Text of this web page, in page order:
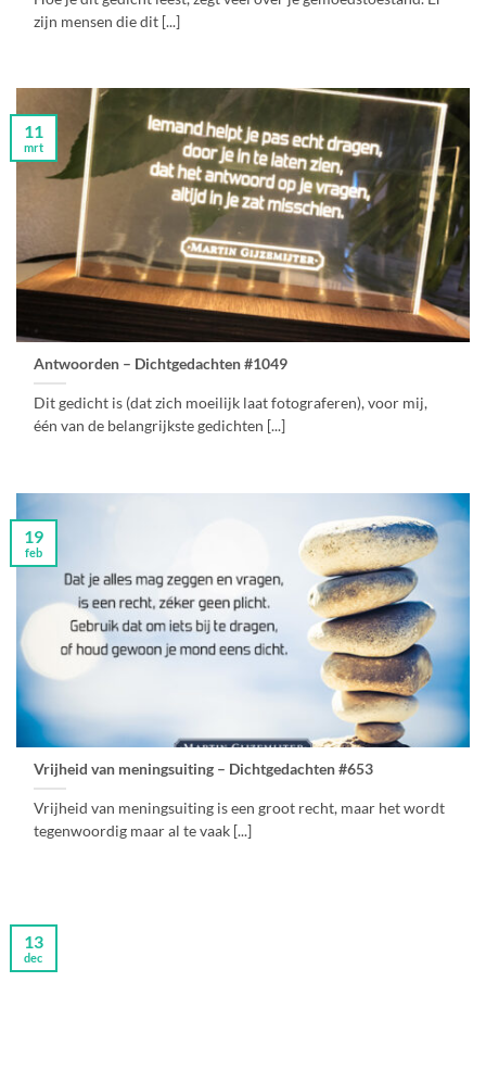
zijn mensen die dit [...]
Antwoorden – Dichtgedachten #1049
Dit gedicht is (dat zich moeilijk laat fotograferen), voor mij,
één van de belangrijkste gedichten [...]
11
mrt
Vrijheid van meningsuiting – Dichtgedachten #653
Vrijheid van meningsuiting is een groot recht, maar het wordt
tegenwoordig maar al te vaak [...]
19
feb
13
dec